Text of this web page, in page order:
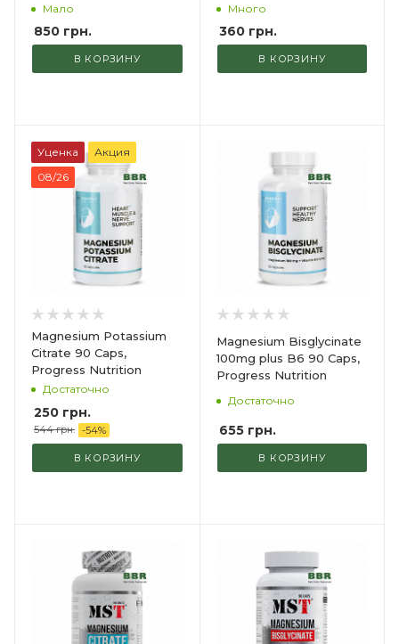
Мало
850 грн.
В КОРЗИНУ
Много
360грн.
В КОРЗИНУ
Уценка
Акция
08/26
Magnesium Potassium
Citrate 90 Caps,
Progress Nutrition
Достаточно
250 грн.
544грн. -54%
В КОРЗИНУ
Magnesium Bisglycinate
100mg plus B6 90 Caps,
Progress Nutrition
Достаточно
655грн.
В КОРЗИНУ